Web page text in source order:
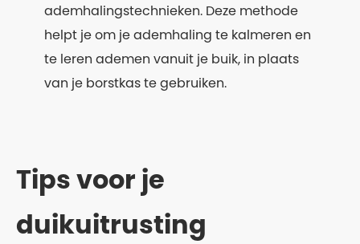
ademhalingstechnieken. Deze methode
helpt je om je ademhaling te kalmeren en
te leren ademen vanuit je buik, in plaats
van je borstkas te gebruiken.
Tips voor je
duikuitrusting